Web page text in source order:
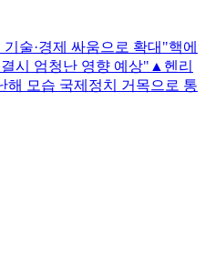
술·경제 싸움으로 확대"핵에
시 엄청난 영향 예상"▲헨리
해 모습 국제정치 거목으로 통